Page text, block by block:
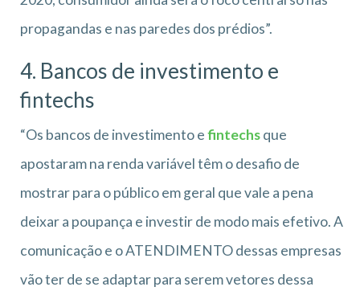
propagandas e nas paredes dos prédios”.
4. Bancos de investimento e
fintechs
“Os bancos de investimento efintechsque
apostaram na renda variável têm o desafio de
mostrar para o público em geral que vale a pena
deixar a poupança e investir de modo mais efetivo. A
comunicação e o ATENDIMENTO dessas empresas
vão ter de se adaptar para serem vetores dessa